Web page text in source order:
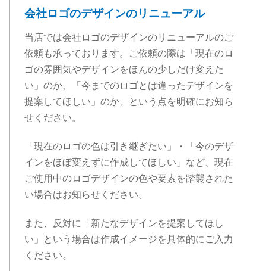
会社ロゴのデザインのリニューアル
当店では会社ロゴのデザインのリニューアルのご
依頼も承っております。ご依頼の際は「現在のロ
ゴの雰囲気やデザインをほんの少しだけ変えた
い」のか、「今までのロゴとは違ったデザインを
提案してほしい」のか、という点を明確にお知ら
せください。
「現在のロゴの色は引き継ぎたい」・「今のデザ
インをほぼ変えずに作成してほしい」など、現在
ご使用中のロゴデザインの色や要素を踏襲された
い場合はお知らせください。
また、反対に「新たなデザインを提案してほし
い」という場合は作成イメージを具体的にご入力
ください。